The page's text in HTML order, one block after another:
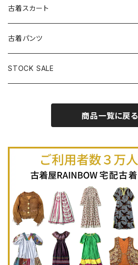
古着ベアトップワンピース
古着オールインワン
古着オーバーオール
古着パーカー
古着長袖プルオーバー
古着半袖プルオーバー
古着Ｔシャツ
古着長袖Ｔシャツ
古着半袖Ｔシャツ
古着ベスト
古着キャミソール
古着ポロシャツ
古着長袖ポロシャツ
古着スウェット
古着パーカー
古着タンクトップ
古着カーディガン
古着半袖ニット
古着ニットアウター
古着ライトジャケット
古着ライトコート
古着ヘビージャケット
古着羽織り
古着スカート
古着ロング丈スカート (丈76cm-)
古着膝丈スカート (丈56-75cm)
古着ミニ丈スカート (丈56-75cm)
古着パンツ
古着ロング丈パンツ
STOCK SALE
Autumn / Winter
商品一覧に戻る